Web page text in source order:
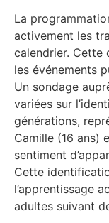
La
activement les
calendrier. Cette
les événements
Un sondage
variées sur
générations,
Camille (16 ans)
sentiment
Cette
l’apprentissage
adultes suivant